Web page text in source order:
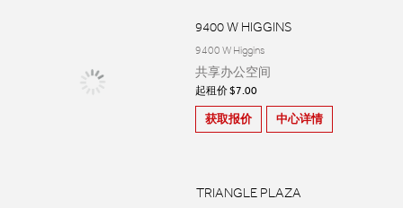
9400 W HIGGINS
9400 W Higgins
共享办公空间
起租价 $7.00
获取报价 中心详情
TRIANGLE PLAZA